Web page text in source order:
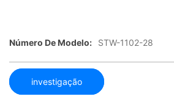
Número De Modelo: STW-1102-28
investigação